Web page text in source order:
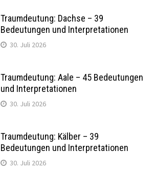
Traumdeutung: Dachse – 39
Bedeutungen und Interpretationen
30. Juli 2026
Traumdeutung: Aale – 45 Bedeutungen
und Interpretationen
30. Juli 2026
Traumdeutung: Kälber – 39
Bedeutungen und Interpretationen
30. Juli 2026